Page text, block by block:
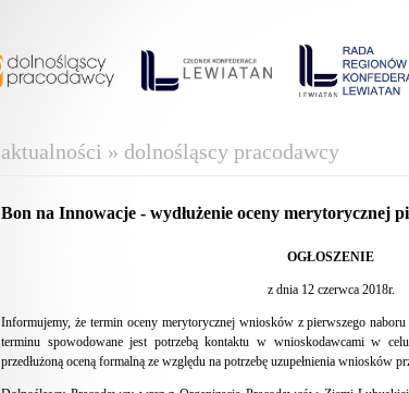
aktualności » dolnośląscy pracodawcy
Bon na Innowacje - wydłużenie oceny merytorycznej
OGŁOSZENIE
z dnia 12 czerwca 2018r.
Informujemy, że termin oceny merytorycznej wniosków z pierwszego
terminu spowodowane jest potrzebą kontaktu w wnioskodawcami w
przedłużoną oceną formalną ze względu na potrzebę uzupełnienia wniosków